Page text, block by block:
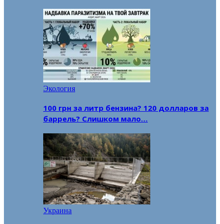
Экология
100 грн за литр бензина? 120 долларов за
баррель? Слишком мало…
Украина